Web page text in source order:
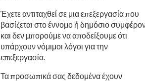
Έχετε αντιταχθεί σε μια επεξεργασία που
βασίζεται στο έννομο ή δημόσιο
και δεν μπορούμε να αποδείξουμε ότι
υπάρχουν νόμιμοι λόγοι για την
επεξεργασία.
Τα προσωπικά σας δεδομένα έχουν